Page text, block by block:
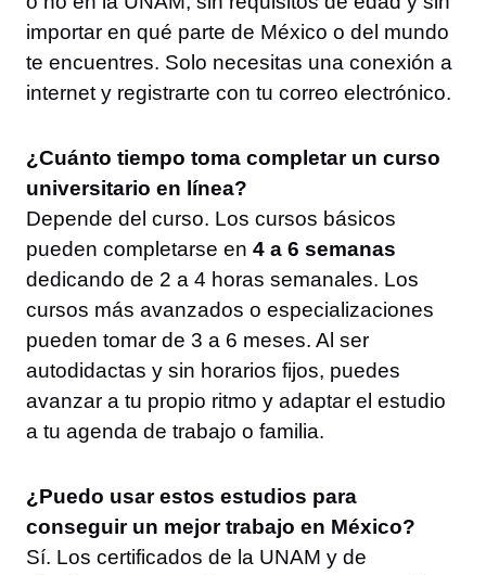
importar en qué parte de México o del mundo
te encuentres. Solo necesitas una conexión a
internet y registrarte con tu correo electrónico.
¿Cuánto tiempo toma completar un curso
universitario en línea?
Depende del curso. Los cursos básicos
pueden completarse en 4 a 6 semanas
dedicando de 2 a 4 horas semanales. Los
cursos más avanzados o especializaciones
pueden tomar de 3 a 6 meses. Al ser
autodidactas y sin horarios fijos, puedes
avanzar a tu propio ritmo y adaptar el estudio
a tu agenda de trabajo o familia.
¿Puedo usar estos estudios para
conseguir un mejor trabajo en México?
Sí. Los certificados de la UNAM y de